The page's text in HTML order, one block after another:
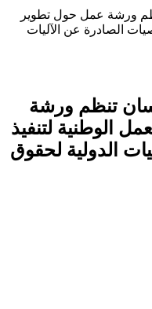
ورشة عمل حول تطوير
الصادرة عن الآليات
تنظم ورشة
الوطنية لتنفيذ
الدولية لحقوق